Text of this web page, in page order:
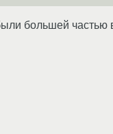
большей частью